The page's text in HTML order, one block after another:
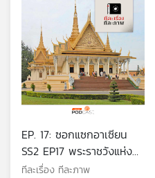
EP. 17: ซอกแซกอาเซียน
SS2 EP17 พระราชวังแห่ง
ความหลัง
ทีละเรื่อง ทีละภาพ